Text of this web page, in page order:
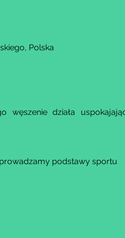
Polska
węszenie działa
podstawy sportu